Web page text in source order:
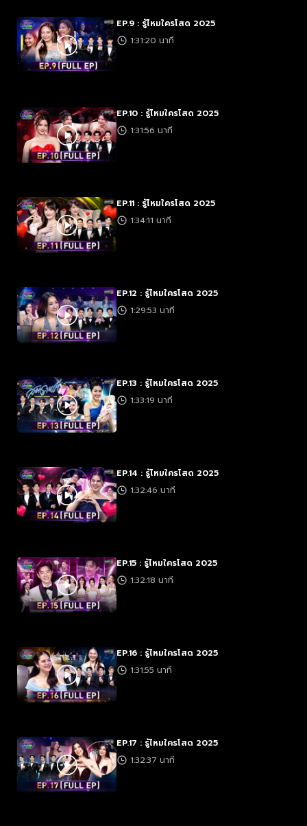
EP.9 : รู้ไหมใครโสด 2025
1:31:20 นาที
EP.10 : รู้ไหมใครโสด 2025
1:31:56 นาที
EP.11 : รู้ไหมใครโสด 2025
1:34:11 นาที
EP.12 : รู้ไหมใครโสด 2025
1:29:53 นาที
EP.13 : รู้ไหมใครโสด 2025
1:33:19 นาที
EP.14 : รู้ไหมใครโสด 2025
1:32:46 นาที
EP.15 : รู้ไหมใครโสด 2025
1:32:18 นาที
EP.16 : รู้ไหมใครโสด 2025
1:31:55 นาที
EP.17 : รู้ไหมใครโสด 2025
1:32:37 นาที